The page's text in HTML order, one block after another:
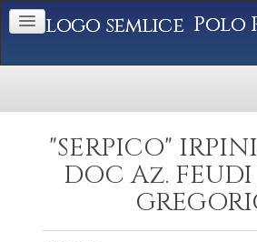
Polo
"SERPICO"
DOC Az.